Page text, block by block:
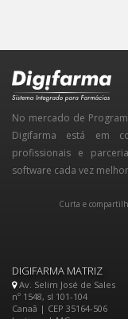
No mercado de
Digifarma está em
profissionais e
software cada vez
Curta e
DIGIFARMA MATRIZ
Av. Selim José de Sales
nº 1548, sl 101-104
Canaã | CEP 35164-506